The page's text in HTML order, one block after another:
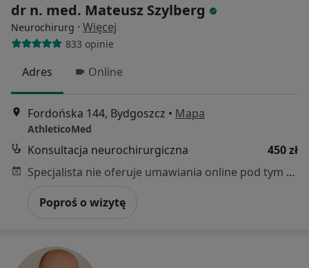
dr n. med. Mateusz Szylberg
Neurochirurg · Więcej
833 opinie
Adres Online
Fordońska 144, Bydgoszcz • Mapa
AthleticoMed
Konsultacja neurochirurgiczna
450 zł
Specjalista nie oferuje umawiania online pod tym adresem.
Poproś o wizytę